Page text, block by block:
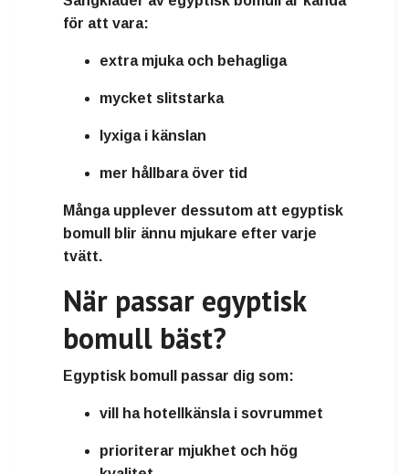
för att vara:
extra mjuka och behagliga
mycket slitstarka
lyxiga i känslan
mer hållbara över tid
Många upplever dessutom att egyptisk
bomull blir ännu mjukare efter varje
tvätt.
När passar egyptisk
bomull bäst?
Egyptisk bomull passar dig som:
vill ha hotellkänsla i sovrummet
prioriterar mjukhet och hög